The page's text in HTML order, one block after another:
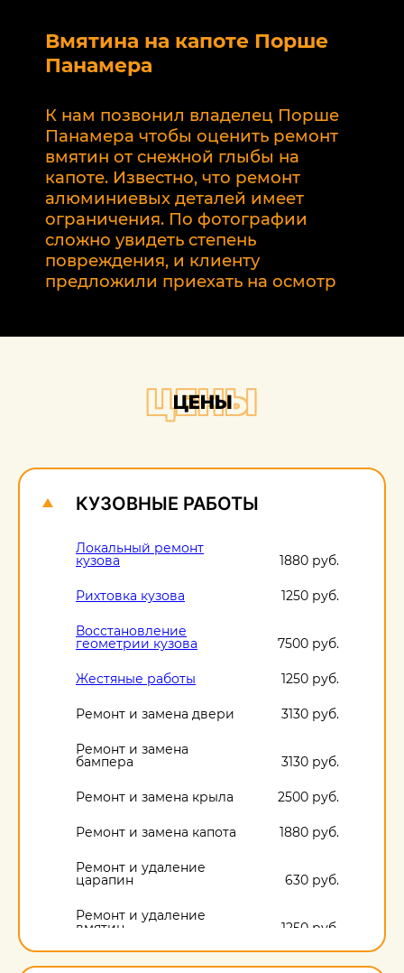
Вмятина на капоте Порше
Панамера
К нам позвонил владелец Порше
Панамера чтобы оценить ремонт
вмятин от снежной глыбы на
капоте. Известно, что ремонт
алюминиевых деталей имеет
ограничения. По фотографии
сложно увидеть степень
повреждения, и клиенту
предложили приехать на осмотр
ЦЕНЫ
ЦЕНЫ
КУЗОВНЫЕ РАБОТЫ
Локальный ремонт
кузова 1880 руб.
Рихтовка кузова 1250 руб.
Восстановление
геометрии кузова 7500 руб.
Жестяные работы 1250 руб.
Ремонт и замена двери 3130 руб.
Ремонт и замена
бампера 3130 руб.
Ремонт и замена крыла 2500 руб.
Ремонт и замена капота 1880 руб.
Ремонт и удаление
царапин 630 руб.
Ремонт и удаление
вмятин 1250 руб.
Ремонт и удаление